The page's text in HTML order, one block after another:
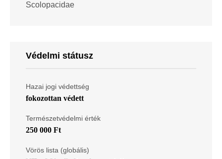
Scolopacidae
Védelmi státusz
Hazai jogi védettség
fokozottan védett
Természetvédelmi érték
250 000 Ft
Vörös lista (globális)